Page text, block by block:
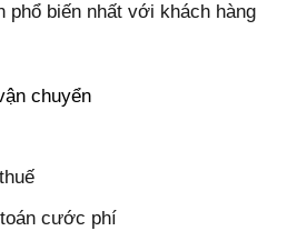
biến nhất với khách hàng
chuyển
cước phí